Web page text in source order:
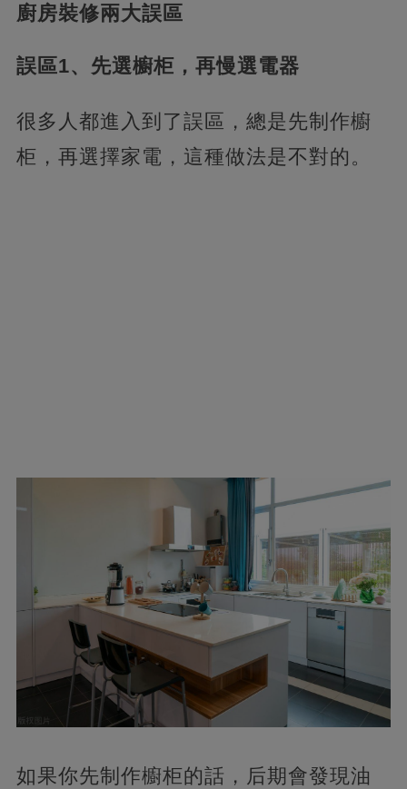
廚房裝修兩大誤區
誤區1、先選櫥柜，再慢選電器
很多人都進入到了誤區，總是先制作櫥
柜，再選擇家電，這種做法是不對的。
如果你先制作櫥柜的話，后期會發現油